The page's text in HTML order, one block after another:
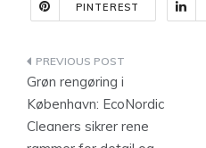
PINTEREST
Grøn rengøring i
København: EcoNordic
Cleaners sikrer rene